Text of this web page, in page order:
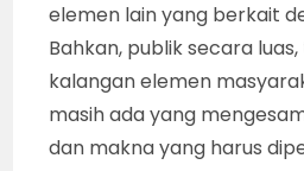
elemen lain yang berkait
Bahkan, publik secara
kalangan elemen
masih ada yang
dan makna yang harus